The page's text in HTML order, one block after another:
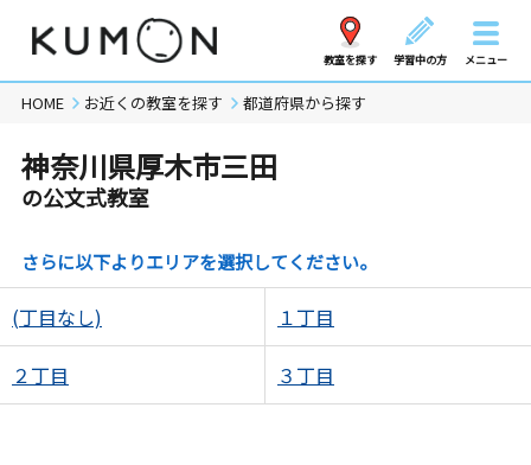
教室を探す 学習中の方 メニュー
HOME お近くの教室を探す 都道府県から探す
神奈川県厚木市三田
の公文式教室
さらに以下よりエリアを選択してください。
(丁目なし) １丁目
２丁目 ３丁目